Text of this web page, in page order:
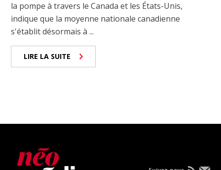
la pompe à travers le Canada et les États-Unis,
indique que la moyenne nationale canadienne
s'établit désormais à ...
LIRE LA SUITE